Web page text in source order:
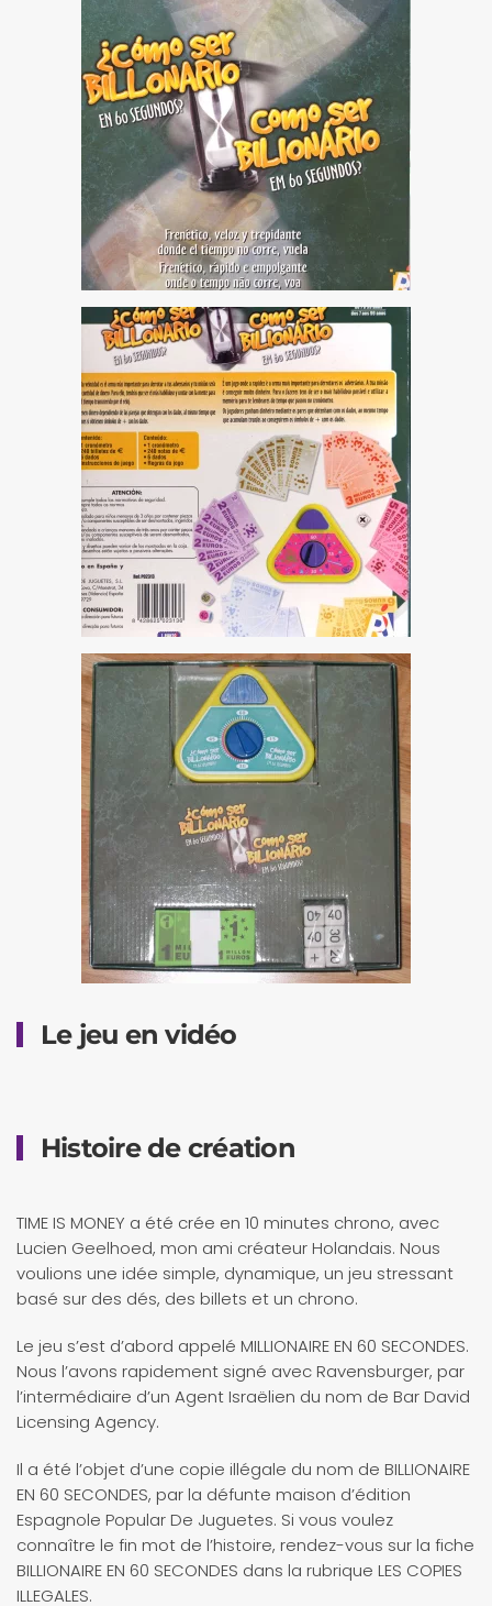
Le jeu en vidéo
Histoire de création
TIME IS MONEY a été crée en 10 minutes chrono, avec
Lucien Geelhoed, mon ami créateur Holandais. Nous
voulions une idée simple, dynamique, un jeu stressant
basé sur des dés, des billets et un chrono.
Le jeu s’est d’abord appelé MILLIONAIRE EN 60 SECONDES.
Nous l’avons rapidement signé avec Ravensburger, par
l’intermédiaire d’un Agent Israëlien du nom de Bar David
Licensing Agency.
Il a été l’objet d’une copie illégale du nom de BILLIONAIRE
EN 60 SECONDES, par la défunte maison d’édition
Espagnole Popular De Juguetes. Si vous voulez
connaître le fin mot de l’histoire, rendez-vous sur la fiche
BILLIONAIRE EN 60 SECONDES dans la rubrique LES COPIES
ILLEGALES.